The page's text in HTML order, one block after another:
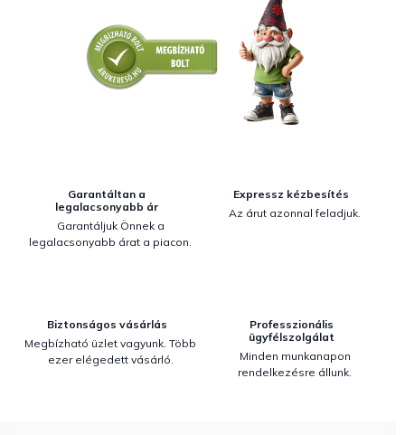
Garantáltan a
legalacsonyabb ár
Garantáljuk Önnek a
legalacsonyabb árat a piacon.
Expressz kézbesítés
Az árut azonnal feladjuk.
Biztonságos vásárlás
Megbízható üzlet vagyunk. Több
ezer elégedett vásárló.
Professzionális
ügyfélszolgálat
Minden munkanapon
rendelkezésre állunk.